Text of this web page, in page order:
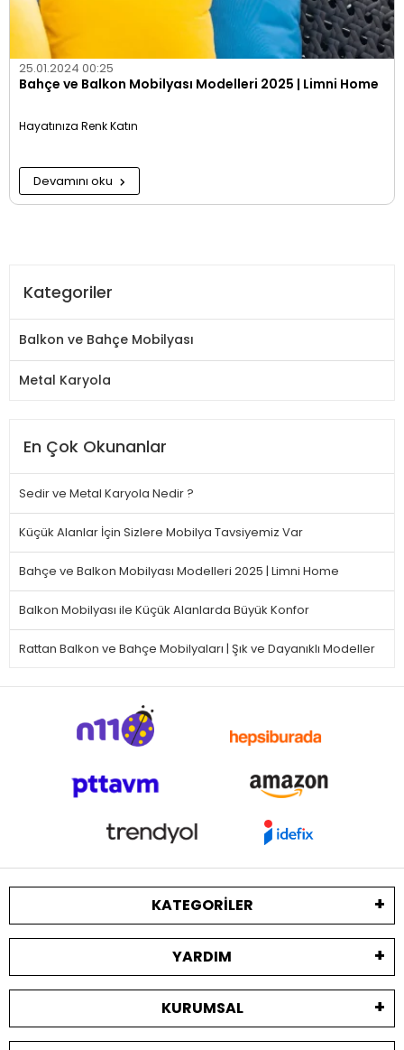
25.01.2024 00:25
Bahçe ve Balkon Mobilyası Modelleri 2025 | Limni Home
Hayatınıza Renk Katın
Devamını oku
Kategoriler
Balkon ve Bahçe Mobilyası
Metal Karyola
En Çok Okunanlar
Sedir ve Metal Karyola Nedir ?
Küçük Alanlar İçin Sizlere Mobilya Tavsiyemiz Var
Bahçe ve Balkon Mobilyası Modelleri 2025 | Limni Home
Balkon Mobilyası ile Küçük Alanlarda Büyük Konfor
Rattan Balkon ve Bahçe Mobilyaları | Şık ve Dayanıklı Modeller
KATEGORILER
YARDIM
KURUMSAL